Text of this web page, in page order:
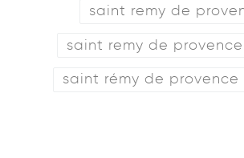
saint remy de
saint remy de
saint rémy de provence